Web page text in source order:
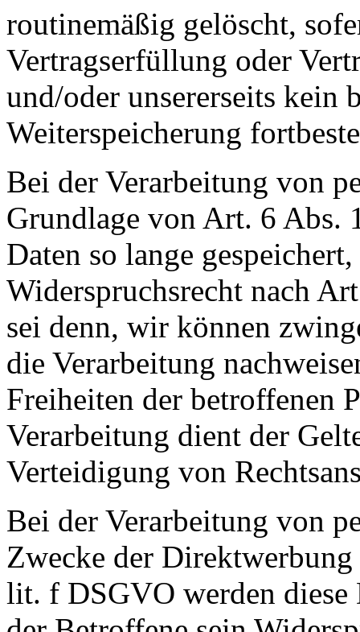
routinemäßig gelöscht,
Vertragserfüllung oder
und/oder unsererseits kein
Weiterspeicherung
Bei der Verarbeitung von
Grundlage von Art. 6 Abs.
Daten so lange
Widerspruchsrecht nach
sei denn, wir können
die Verarbeitung
Freiheiten der betroffenen
Verarbeitung dient der
Verteidigung von
Bei der Verarbeitung von
Zwecke der
lit. f DSGVO werden diese